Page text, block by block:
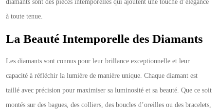
diamants sont des pièces intemporelles qui ajoutent une touche d’élégance
à toute tenue.
La Beauté Intemporelle des Diamants
Les diamants sont connus pour leur brillance exceptionnelle et leur
capacité à réfléchir la lumière de manière unique. Chaque diamant est
taillé avec précision pour maximiser sa luminosité et sa beauté. Que ce soit
montés sur des bagues, des colliers, des boucles d’oreilles ou des bracelets,